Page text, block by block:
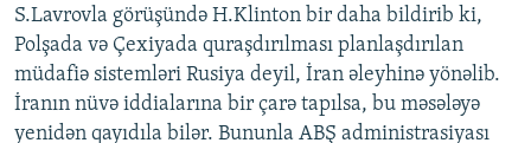
S.Lavrovla görüşündə H.Klinton bir daha bildirib ki,
Polşada və Çexiyada quraşdırılması planlaşdırılan
müdafiə sistemləri Rusiya deyil, İran əleyhinə yönəlib.
İranın nüvə iddialarına bir çarə tapılsa, bu məsələyə
yenidən qayıdıla bilər. Bununla ABŞ administrasiyası